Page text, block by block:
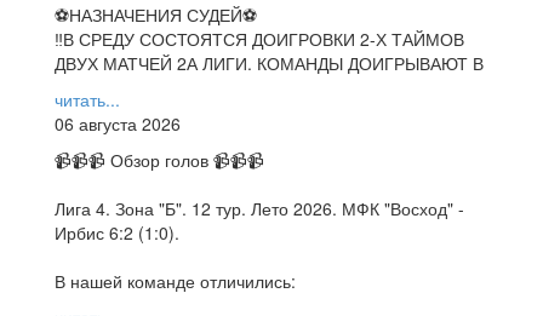
⚽НАЗНАЧЕНИЯ СУДЕЙ⚽
‼В СРЕДУ СОСТОЯТСЯ ДОИГРОВКИ 2-Х ТАЙМОВ
ДВУХ МАТЧЕЙ 2А ЛИГИ. КОМАНДЫ ДОИГРЫВАЮТ В
читать...
06 августа 2026
📹📹📹 Обзор голов 📹📹📹
Лига 4. Зона "Б". 12 тур. Лето 2026. МФК "Восход" -
Ирбис 6:2 (1:0).
В нашей команде отличились: